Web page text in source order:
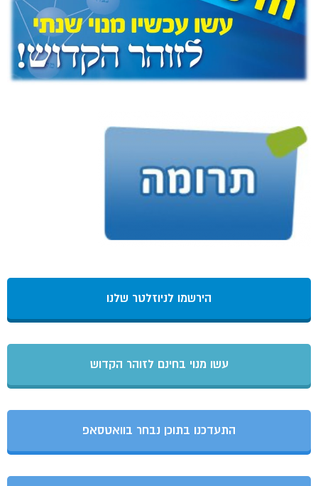
הירשמו לניוזלטר שלנו
עשו מנוי בחינם לזוהר הקדוש
התעדכנו בתוכן נבחר בוואטסאפ